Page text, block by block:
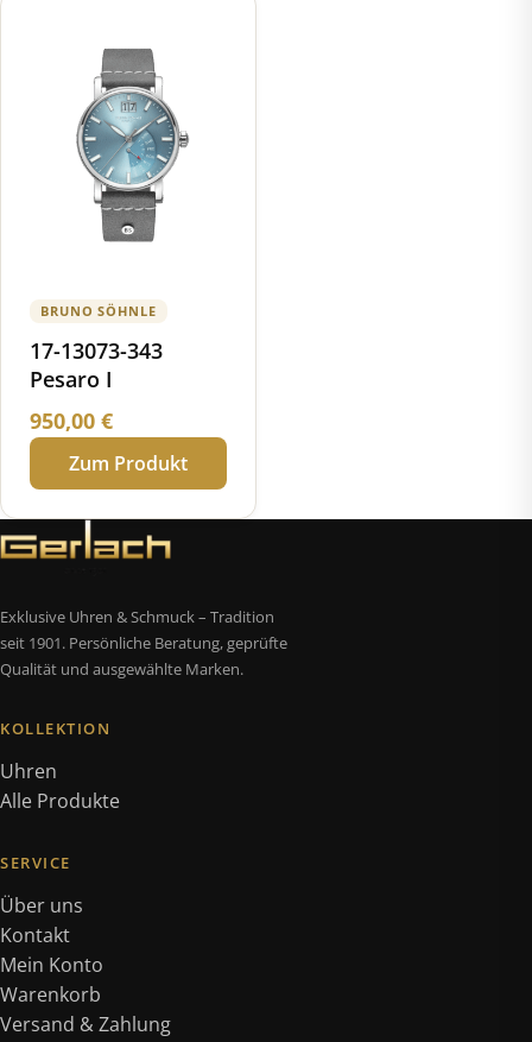
BRUNO SÖHNLE
17-13073-343
Pesaro I
950,00 €
Zum Produkt
Exklusive Uhren & Schmuck – Tradition
seit 1901. Persönliche Beratung, geprüfte
Qualität und ausgewählte Marken.
KOLLEKTION
Uhren
Alle Produkte
SERVICE
Über uns
Kontakt
Mein Konto
Warenkorb
Versand & Zahlung